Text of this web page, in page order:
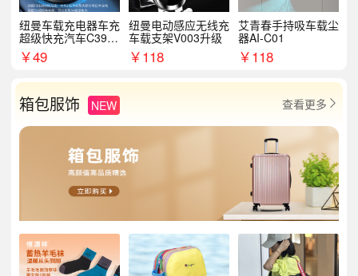
纽曼车载充电器车充
超级快充汽车C39提
手拉环
￥49
纽曼电动感应无线充
车载支架V003升级
￥118
艾青春手持吸车载尘
器AI-C01
￥118
箱包服饰 NEW 查看更多 